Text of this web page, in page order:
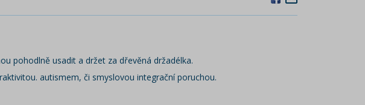
pohodlně usadit a držet za dřevěná držadélka.
autismem, či smyslovou integrační poruchou.